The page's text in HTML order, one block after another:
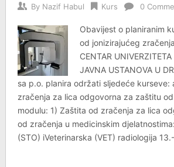
By Nazif Habul Kurs 0
Obavijest o planiranim
od jonizirajućeg
CENTAR
JAVNA USTANOVA U
sa p.o. planira održati sljedeće kurseve:
zračenja za lica odgovorna za zaštitu
modulu: 1) Zaštita od zračenja za lica
od zračenja u medicinskim
(STO) iVeterinarska (VET) radiologija